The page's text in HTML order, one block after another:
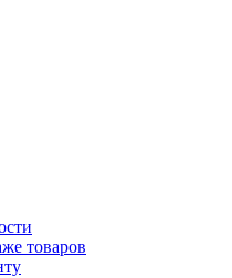
товаров